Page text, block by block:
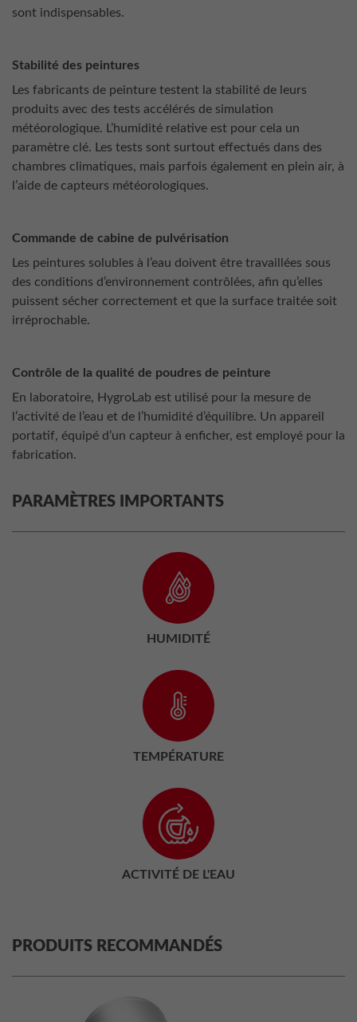
sont indispensables.
Stabilité des peintures
Les fabricants de peinture testent la stabilité de leurs
produits avec des tests accélérés de simulation
météorologique. L’humidité relative est pour cela un
paramètre clé. Les tests sont surtout effectués dans des
chambres climatiques, mais parfois également en plein air, à
l’aide de capteurs météorologiques.
Commande de cabine de pulvérisation
Les peintures solubles à l’eau doivent être travaillées sous
des conditions d’environnement contrôlées, afin qu’elles
puissent sécher correctement et que la surface traitée soit
irréprochable.
Contrôle de la qualité de poudres de peinture
En laboratoire, HygroLab est utilisé pour la mesure de
l’activité de l’eau et de l’humidité d’équilibre. Un appareil
portatif, équipé d’un capteur à enficher, est employé pour la
fabrication.
PARAMÈTRES IMPORTANTS
HUMIDITÉ
TEMPÉRATURE
ACTIVITÉ DE L'EAU
PRODUITS RECOMMANDÉS